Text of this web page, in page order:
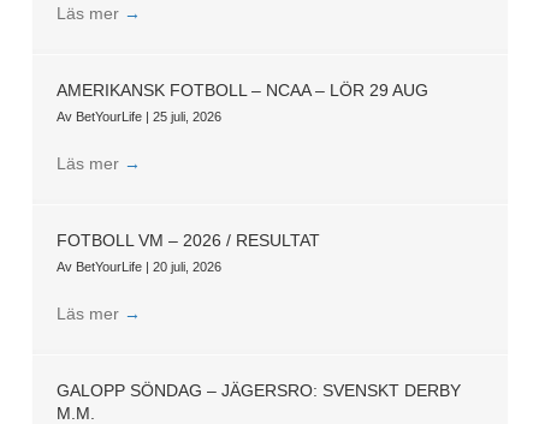
Läs mer →
AMERIKANSK FOTBOLL – NCAA – LÖR 29 AUG
Av BetYourLife | 25 juli, 2026
Läs mer →
FOTBOLL VM – 2026 / RESULTAT
Av BetYourLife | 20 juli, 2026
Läs mer →
GALOPP SÖNDAG – JÄGERSRO: SVENSKT DERBY
M.M.